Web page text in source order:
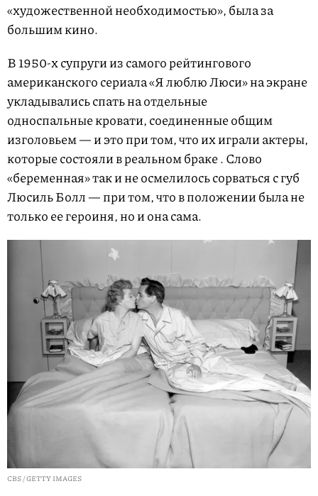
«художественной необходимостью», была за
большим кино.
В 1950-х супруги из самого рейтингового
американского сериала «Я люблю Люси» на экране
укладывались спать на отдельные
односпальные кровати, соединенные общим
изголовьем — и это при том, что их играли актеры,
которые состояли в реальном браке . Слово
«беременная» так и не осмелилось сорваться с губ
Люсиль Болл — при том, что в положении была не
только ее героиня, но и она сама.
CBS / GETTY IMAGES